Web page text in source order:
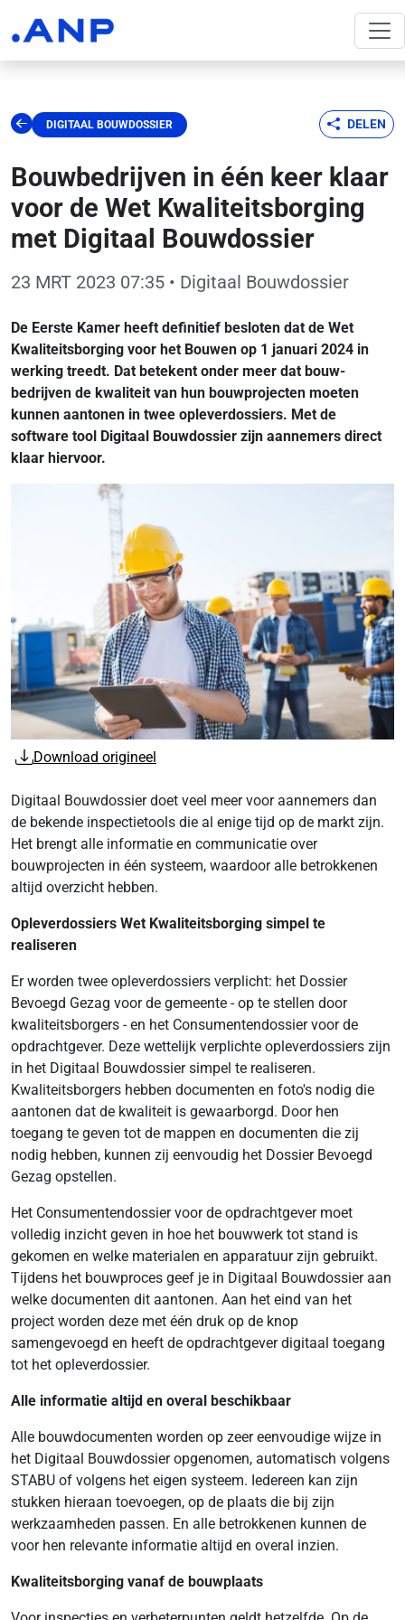
DIGITAAL BOUWDOSSIER DELEN
Bouwbedrijven in één keer klaar
voor de Wet Kwaliteitsborging
met Digitaal Bouwdossier
23 MRT 2023 07:35 • Digitaal Bouwdossier
De Eerste Kamer heeft definitief besloten dat de Wet
Kwaliteitsborging voor het Bouwen op 1 januari 2024 in
werking treedt. Dat betekent onder meer dat bouw-
bedrijven de kwaliteit van hun bouwprojecten moeten
kunnen aantonen in twee opleverdossiers. Met de
software tool Digitaal Bouwdossier zijn aannemers direct
klaar hiervoor.
Download origineel
Digitaal Bouwdossier doet veel meer voor aannemers dan
de bekende inspectietools die al enige tijd op de markt zijn.
Het brengt alle informatie en communicatie over
bouwprojecten in één systeem, waardoor alle betrokkenen
altijd overzicht hebben.
Opleverdossiers Wet Kwaliteitsborging simpel te
realiseren
Er worden twee opleverdossiers verplicht: het Dossier
Bevoegd Gezag voor de gemeente - op te stellen door
kwaliteitsborgers - en het Consumentendossier voor de
opdrachtgever. Deze wettelijk verplichte opleverdossiers zijn
in het Digitaal Bouwdossier simpel te realiseren.
Kwaliteitsborgers hebben documenten en foto's nodig die
aantonen dat de kwaliteit is gewaarborgd. Door hen
toegang te geven tot de mappen en documenten die zij
nodig hebben, kunnen zij eenvoudig het Dossier Bevoegd
Gezag opstellen.
Het Consumentendossier voor de opdrachtgever moet
volledig inzicht geven in hoe het bouwwerk tot stand is
gekomen en welke materialen en apparatuur zijn gebruikt.
Tijdens het bouwproces geef je in Digitaal Bouwdossier aan
welke documenten dit aantonen. Aan het eind van het
project worden deze met één druk op de knop
samengevoegd en heeft de opdrachtgever digitaal toegang
tot het opleverdossier.
Alle informatie altijd en overal beschikbaar
Alle bouwdocumenten worden op zeer eenvoudige wijze in
het Digitaal Bouwdossier opgenomen, automatisch volgens
STABU of volgens het eigen systeem. Iedereen kan zijn
stukken hieraan toevoegen, op de plaats die bij zijn
werkzaamheden passen. En alle betrokkenen kunnen de
voor hen relevante informatie altijd en overal inzien.
Kwaliteitsborging vanaf de bouwplaats